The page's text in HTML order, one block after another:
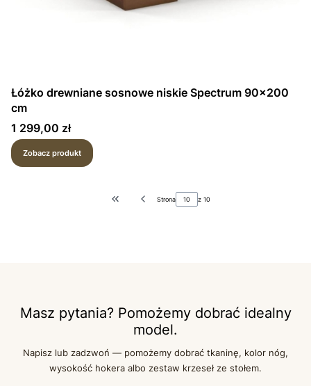
Łóżko drewniane sosnowe niskie Spectrum 90x200
cm
Cena
1 299,00 zł
Zobacz produkt
Wróć do pierwszej strony z produktami
Strona z 10
Masz pytania? Pomożemy dobrać idealny
model.
Napisz lub zadzwoń — pomożemy dobrać tkaninę, kolor nóg,
wysokość hokera albo zestaw krzeseł ze stołem.